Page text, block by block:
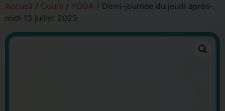
Accueil / Cours / YOGA / Demi-journée du jeudi après-
midi 13 juillet 2023